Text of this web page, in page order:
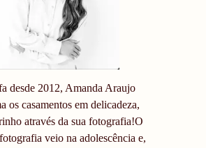
desde 2012, Amanda Araujo
os casamentos em delicadeza,
através da sua fotografia!O
veio na adolescência e,